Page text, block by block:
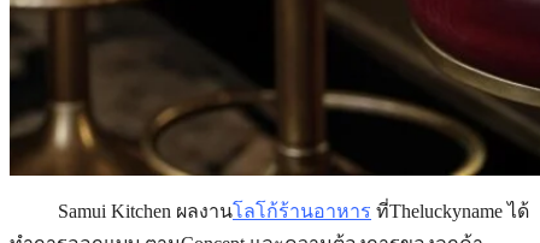
Samui Kitchen ผลงานโลโก้ร้านอาหาร ที่Theluckyname ได้